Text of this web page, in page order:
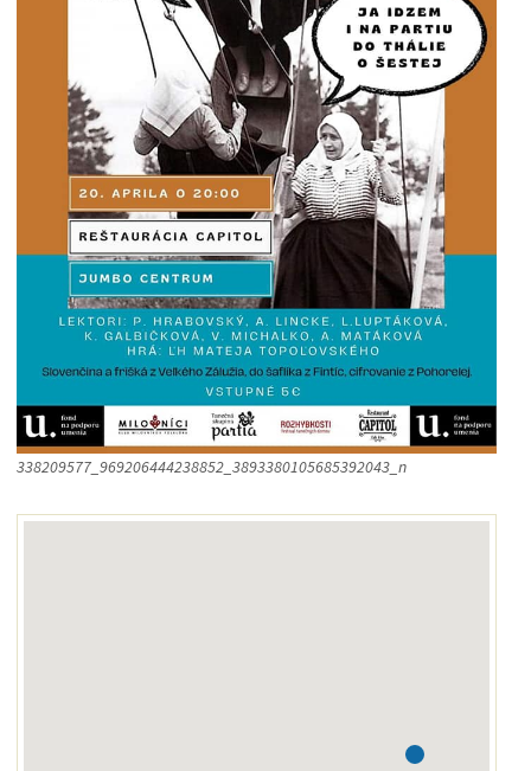
338209577_969206444238852_3893380105685392043_n